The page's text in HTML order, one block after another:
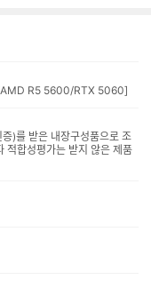
R5 5600/RTX 5060]
)를 받은 내장구성품으로 조
적합성평가는 받지 않은 제품